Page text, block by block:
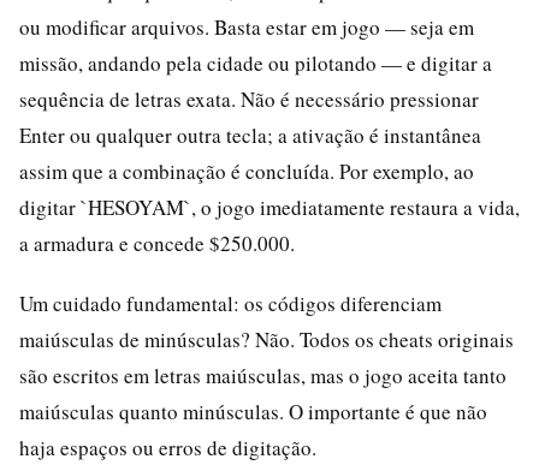
ou modificar arquivos. Basta estar em jogo — seja em
missão, andando pela cidade ou pilotando — e digitar a
sequência de letras exata. Não é necessário pressionar
Enter ou qualquer outra tecla; a ativação é instantânea
assim que a combinação é concluída. Por exemplo, ao
digitar `HESOYAM`, o jogo imediatamente restaura a vida,
a armadura e concede $250.000.
Um cuidado fundamental: os códigos diferenciam
maiúsculas de minúsculas? Não. Todos os cheats originais
são escritos em letras maiúsculas, mas o jogo aceita tanto
maiúsculas quanto minúsculas. O importante é que não
haja espaços ou erros de digitação.